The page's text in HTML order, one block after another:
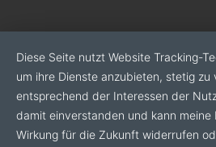
Diese Seite nutzt Website Tracking-
um ihre Dienste anzubieten, stetig
entsprechend der Interessen der
damit einverstanden und kann meine
Wirkung für die Zukunft widerrufen